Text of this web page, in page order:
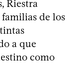
Riestra
de los
a que
como